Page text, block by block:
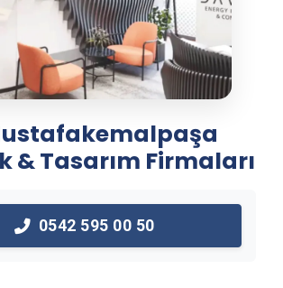
& Tasarım Firmaları
0542 595 00 50